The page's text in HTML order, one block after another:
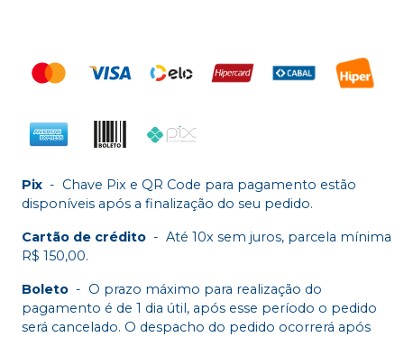
Pix - Chave Pix e QR Code para pagamento estão
disponíveis após a finalização do seu pedido.
Cartão de crédito - Até 10x sem juros, parcela mínima
R$ 150,00.
Boleto - O prazo máximo para realização do
pagamento é de 1 dia útil, após esse período o pedido
será cancelado. O despacho do pedido ocorrerá após